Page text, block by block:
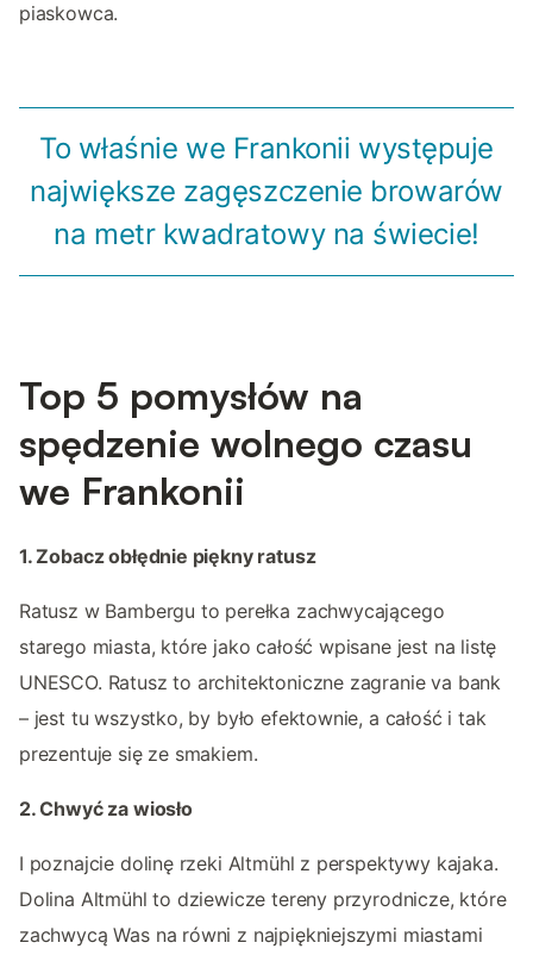
piaskowca.
To właśnie we Frankonii występuje
największe zagęszczenie browarów
na metr kwadratowy na świecie!
Top 5 pomysłów na
spędzenie wolnego czasu
we Frankonii
1. Zobacz obłędnie piękny ratusz
Ratusz w Bambergu to perełka zachwycającego
starego miasta, które jako całość wpisane jest na listę
UNESCO. Ratusz to architektoniczne zagranie va bank
– jest tu wszystko, by było efektownie, a całość i tak
prezentuje się ze smakiem.
2. Chwyć za wiosło
I poznajcie dolinę rzeki Altmühl z perspektywy kajaka.
Dolina Altmühl to dziewicze tereny przyrodnicze, które
zachwycą Was na równi z najpiękniejszymi miastami